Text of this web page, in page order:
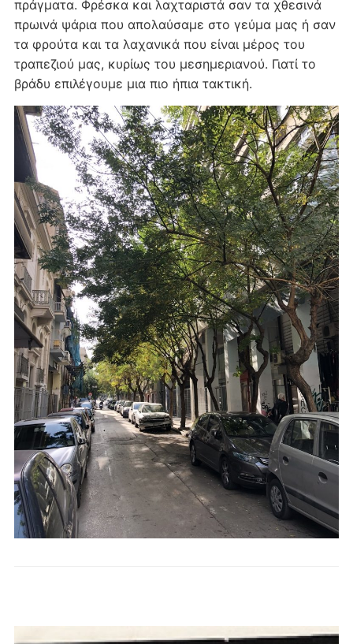
πράγματα. Φρέσκα και λαχταριστά σαν τα χθεσινά
πρωινά ψάρια που απολαύσαμε στο γεύμα μας ή σαν
τα φρούτα και τα λαχανικά που είναι μέρος του
τραπεζιού μας, κυρίως του μεσημεριανού. Γιατί το
βράδυ επιλέγουμε μια πιο ήπια τακτική.